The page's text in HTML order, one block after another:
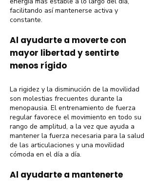
facilitando así mantenerse activa y
constante.
Al ayudarte a moverte con
mayor libertad y sentirte
menos rígido
La rigidez y la disminución de la movilidad
son molestias frecuentes durante la
menopausia. El entrenamiento de fuerza
regular favorece el movimiento en todo su
rango de amplitud, a la vez que ayuda a
mantener la fuerza necesaria para la salud
de las articulaciones y una movilidad
cómoda en el día a día.
Al ayudarte a mantenerte